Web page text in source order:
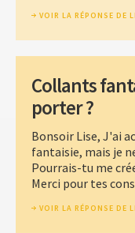
VOIR LA RÉPONSE DE
Collants
porter ?
Bonsoir Lise, J'ai
fantaisie, mais je
Pourrais-tu me
Merci pour tes
VOIR LA RÉPONSE DE